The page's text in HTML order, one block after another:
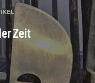
Zeit